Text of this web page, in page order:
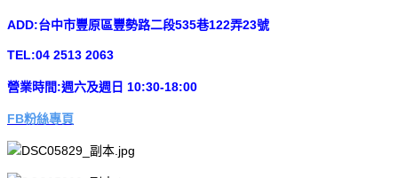
ADD:台中市豐原區豐勢路二段535巷122弄23號
TEL:04 2513 2063
營業時間:週六及週日 10:30-18:00
FB粉絲專頁